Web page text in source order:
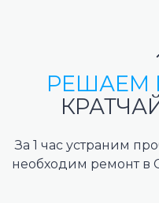
РЕШАЕМ
За 1 час устраним
необходим ремонт в